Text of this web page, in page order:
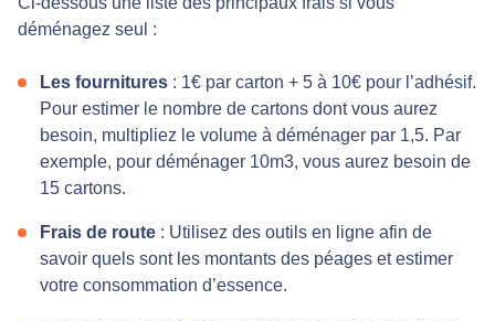
déménagez seul :
Les fournitures : 1€ par carton + 5 à 10€ pour l’adhésif.
Pour estimer le nombre de cartons dont vous aurez
besoin, multipliez le volume à déménager par 1,5. Par
exemple, pour déménager 10m3, vous aurez besoin de
15 cartons.
Frais de route : Utilisez des outils en ligne afin de
savoir quels sont les montants des péages et estimer
votre consommation d’essence.